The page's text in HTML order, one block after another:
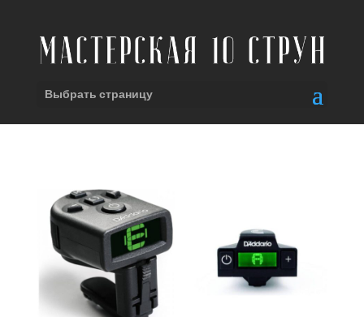
Выбрать страницу